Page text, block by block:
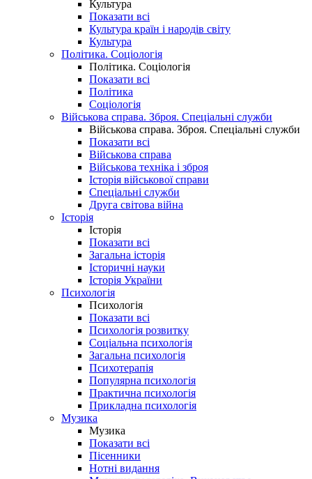
Культура
Показати всі
Культура країн і народів світу
Культура
Політика. Соціологія
Політика. Соціологія
Показати всі
Політика
Соціологія
Військова справа. Зброя. Спеціальні служби
Військова справа. Зброя. Спеціальні служби
Показати всі
Військова справа
Військова техніка і зброя
Історія військової справи
Спеціальні служби
Друга світова війна
Історія
Історія
Показати всі
Загальна історія
Історичні науки
Історія України
Психологія
Психологія
Показати всі
Психологія розвитку
Соціальна психологія
Загальна психологія
Психотерапія
Популярна психологія
Практична психологія
Прикладна психологія
Музика
Музика
Показати всі
Пісенники
Нотні видання